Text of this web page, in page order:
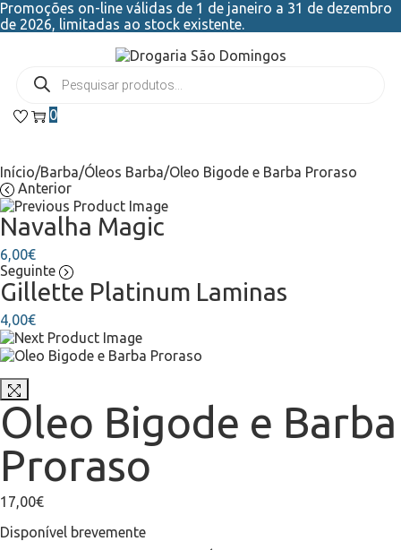
Promoções on-line válidas de 1 de janeiro a 31 de dezembro
de 2026, limitadas ao stock existente.
0
Início/Barba/Óleos Barba/Oleo Bigode e Barba Proraso
Anterior
Navalha Magic
6,00€
Seguinte
Gillette Platinum Laminas
4,00€
Oleo Bigode e Barba
Proraso
17,00€
Disponível brevemente